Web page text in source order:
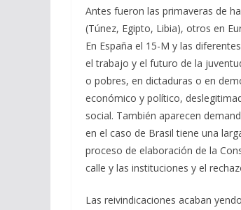
Antes fueron las primaveras de
(Túnez, Egipto, Libia), otros en
En España el 15-M y las
el trabajo y el futuro de la
o pobres, en dictaduras o en
económico y político,
social. También aparecen
en el caso de Brasil tiene una
proceso de elaboración de la
calle y las instituciones y el
Las reivindicaciones acaban